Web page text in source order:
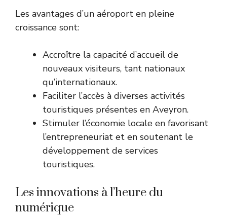
Les avantages d’un aéroport en pleine
croissance sont:
Accroître la capacité d’accueil de
nouveaux visiteurs, tant nationaux
qu’internationaux.
Faciliter l’accès à diverses activités
touristiques présentes en Aveyron.
Stimuler l’économie locale en favorisant
l’entrepreneuriat et en soutenant le
développement de services
touristiques.
Les innovations à l’heure du
numérique